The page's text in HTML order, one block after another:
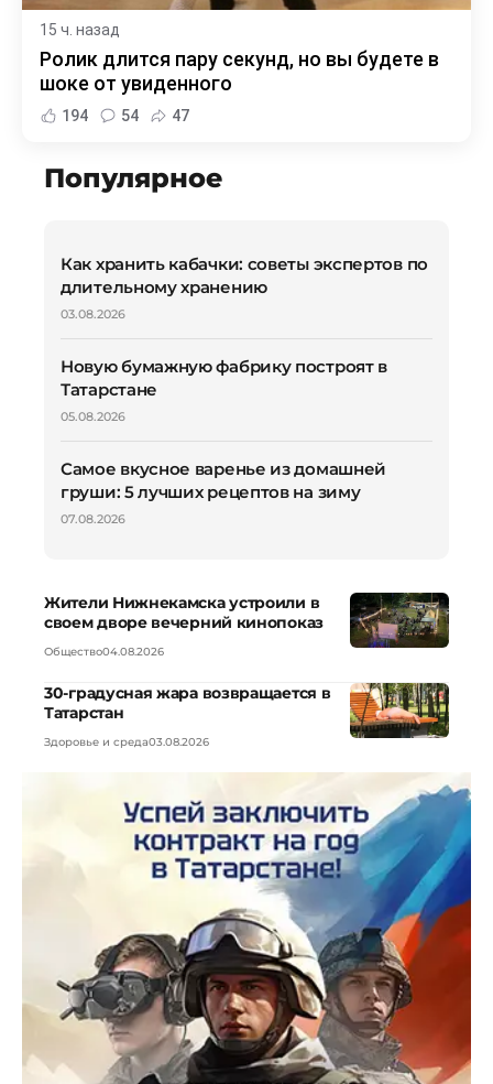
15 ч. назад
Ролик длится пару секунд, но вы будете в
шоке от увиденного
194 54 47
Популярное
Как хранить кабачки: советы экспертов по
длительному хранению
03.08.2026
Новую бумажную фабрику построят в
Татарстане
05.08.2026
Самое вкусное варенье из домашней
груши: 5 лучших рецептов на зиму
07.08.2026
Жители Нижнекамска устроили в
своем дворе вечерний кинопоказ
Общество04.08.2026
30-градусная жара возвращается в
Татарстан
Здоровье и среда03.08.2026